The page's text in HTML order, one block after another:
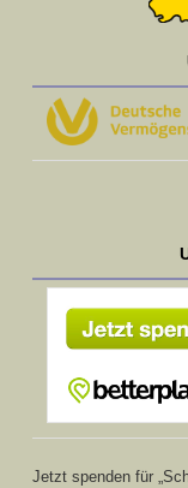
Jetzt spenden für